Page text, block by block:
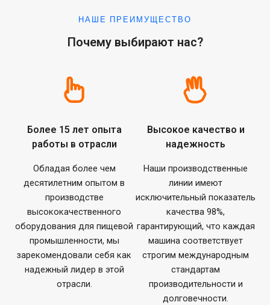
НАШЕ ПРЕИМУЩЕСТВО
Почему выбирают нас?
Более 15 лет опыта
работы в отрасли
Обладая более чем
десятилетним опытом в
производстве
высококачественного
оборудования для пищевой
промышленности, мы
зарекомендовали себя как
надежный лидер в этой
отрасли.
Высокое качество и
надежность
Наши производственные
линии имеют
исключительный показатель
качества 98%,
гарантирующий, что каждая
машина соответствует
строгим международным
стандартам
производительности и
долговечности.